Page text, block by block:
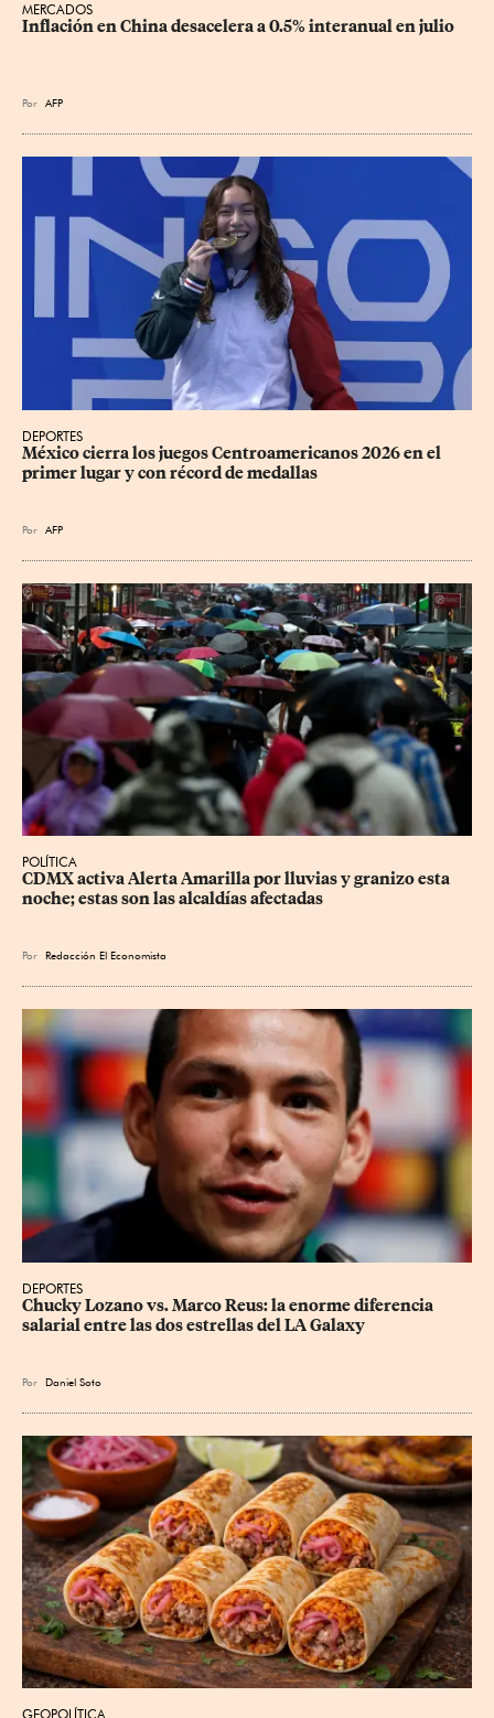
MERCADOS
Inflación en China desacelera a 0.5% interanual en julio
Por AFP
DEPORTES
México cierra los juegos Centroamericanos 2026 en el
primer lugar y con récord de medallas
Por AFP
POLÍTICA
CDMX activa Alerta Amarilla por lluvias y granizo esta
noche; estas son las alcaldías afectadas
Por Redacción El Economista
DEPORTES
Chucky Lozano vs. Marco Reus: la enorme diferencia
salarial entre las dos estrellas del LA Galaxy
Por Daniel Soto
GEOPOLÍTICA